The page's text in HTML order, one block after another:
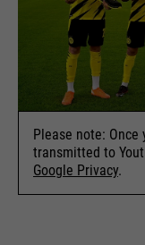
Please note:
transmitted to
Google Privacy.